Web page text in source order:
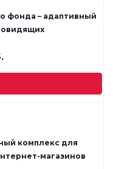
фонда – адаптивный
комплекс для
магазинов